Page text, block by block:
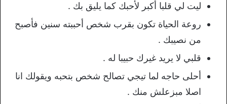
ليت لي قلبا أكبر لأحبك كما يليق بك .
روعة الحياة تكون بقرب شخص أحببته سنين فأصبح
من نصيبك .
قلبي لا يريد غيرك حبيبا له .
أحلى حاجه لما تيجي تصالح شخص بتحبه ويقولك انا
اصلا مبزعلش منك .